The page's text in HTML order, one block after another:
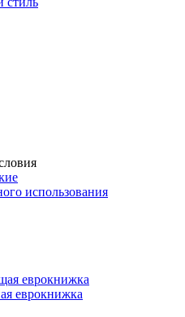
использования
еврокнижка
еврокнижка